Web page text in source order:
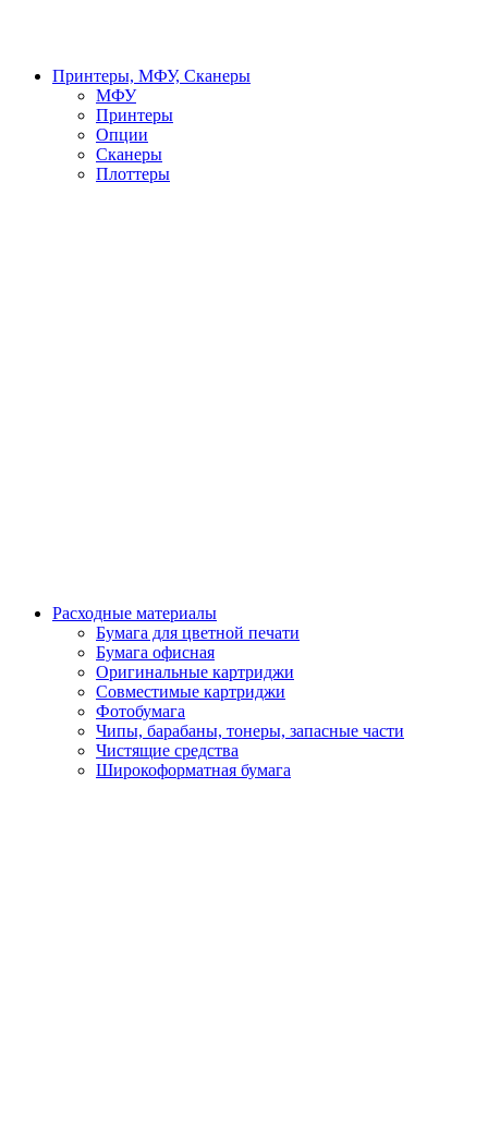
Принтеры, МФУ, Сканеры
МФУ
Принтеры
Опции
Сканеры
Плоттеры
Расходные материалы
Бумага для цветной печати
Бумага офисная
Оригинальные картриджи
Совместимые картриджи
Фотобумага
Чипы, барабаны, тонеры, запасные части
Чистящие средства
Широкоформатная бумага